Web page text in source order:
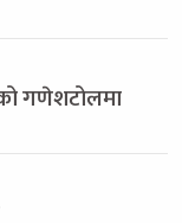
गणेशटोलमा